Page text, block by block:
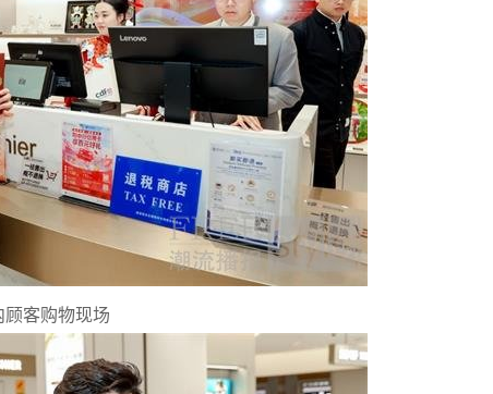
顾客购物现场